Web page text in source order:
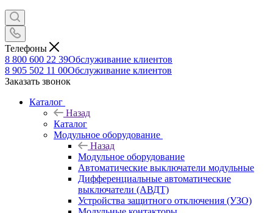
Телефоны
8 800 600 22 39Обслуживание клиентов
8 905 502 11 00Обслуживание клиентов
Заказать звонок
Каталог
Назад
Каталог
Модульное оборудование
Назад
Модульное оборудование
Автоматические выключатели модульные
Дифференциальные автоматические
выключатели (АВДТ)
Устройства защитного отключения (УЗО)